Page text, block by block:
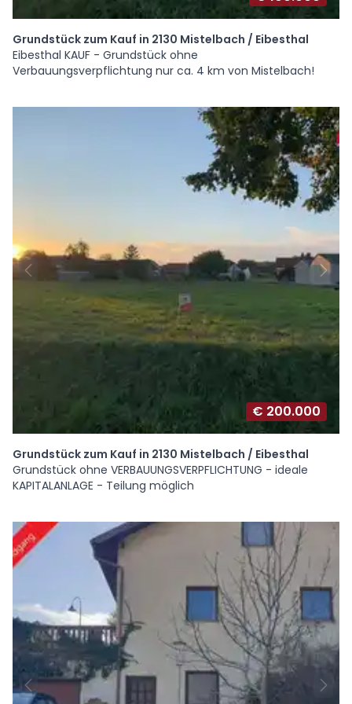
Grundstück zum Kauf in 2130 Mistelbach / Eibesthal
Eibesthal KAUF - Grundstück ohne
Verbauungsverpflichtung nur ca. 4 km von Mistelbach!
€ 200.000
Grundstück zum Kauf in 2130 Mistelbach / Eibesthal
Grundstück ohne VERBAUUNGSVERPFLICHTUNG - ideale
KAPITALANLAGE - Teilung möglich